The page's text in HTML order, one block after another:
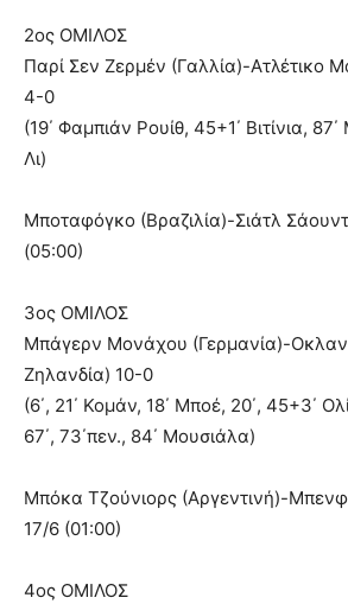
2ος ΟΜΙΛΟΣ
Παρί Σεν Ζερμέν (Γαλλία)-Ατλέτικο
4-0
(19΄ Φαμπιάν Ρουίθ, 45+1΄ Βιτίνια,
Λι)
Μποταφόγκο (Βραζιλία)-Σιάτλ
(05:00)
3ος ΟΜΙΛΟΣ
Μπάγερν Μονάχου (Γερμανία)-
Ζηλανδία) 10-0
(6΄, 21΄ Κομάν, 18΄ Μποέ, 20΄, 45+3΄
67΄, 73΄πεν., 84΄ Μουσιάλα)
Μπόκα Τζούνιορς (Αργεντινή)-
17/6 (01:00)
4ος ΟΜΙΛΟΣ